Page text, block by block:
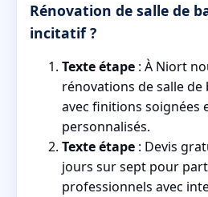
Rénovation de salle de
incitatif ?
Texte étape : À Niort
rénovations de salle
avec finitions soignées
personnalisés.
Texte étape : Devis
jours sur sept pour
professionnels avec